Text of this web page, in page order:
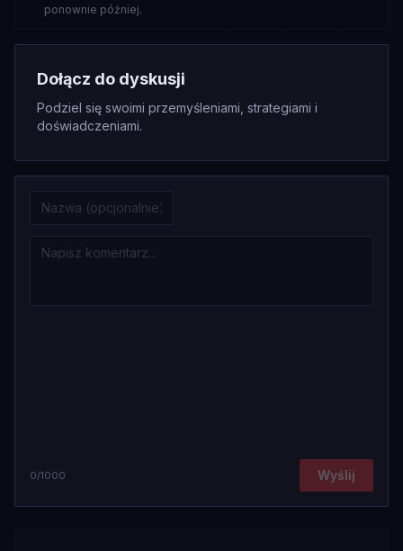
ponownie później.
Dołącz do dyskusji
Podziel się swoimi przemyśleniami, strategiami i
doświadczeniami.
0/1000 Wyślij